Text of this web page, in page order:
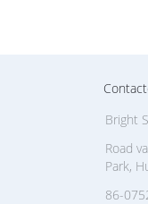
Bright
Road
Park,
86-